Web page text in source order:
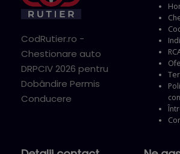
CodRutier.ro -
Chestionare auto
DRPCIV 2026 pentru
Dobândire Permis
Conducere